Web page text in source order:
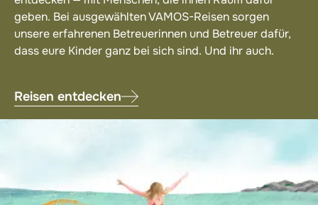
geben. Bei ausgewählten VAMOS-Reisen sorgen
unsere erfahrenen Betreuerinnen und Betreuer dafür,
dass eure Kinder ganz bei sich sind. Und ihr auch.
Reisen entdecken